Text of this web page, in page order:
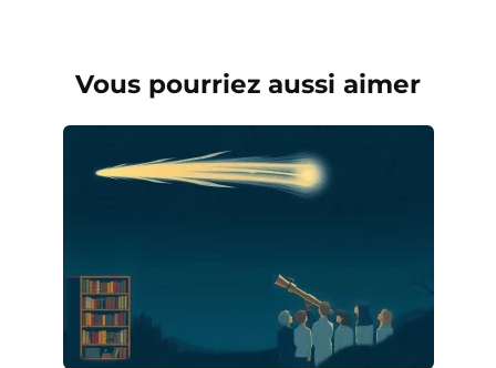
Vous pourriez aussi aimer